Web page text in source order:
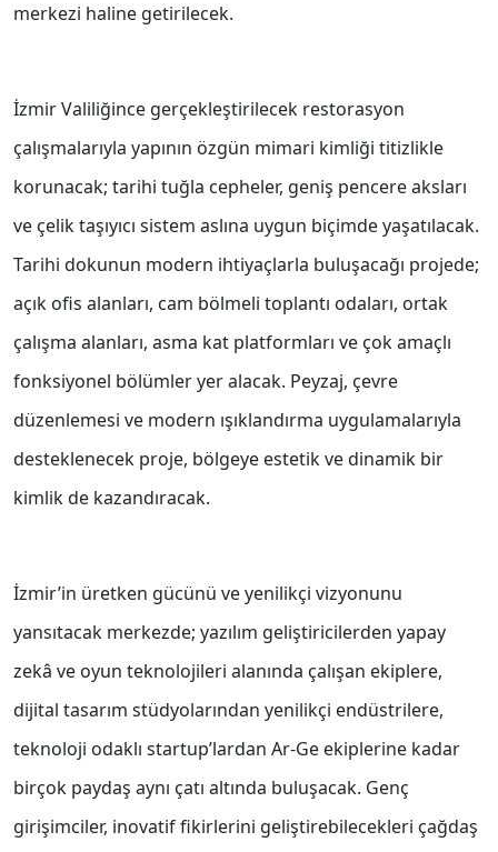
merkezi haline getirilecek.
İzmir Valiliğince gerçekleştirilecek restorasyon
çalışmalarıyla yapının özgün mimari kimliği titizlikle
korunacak; tarihi tuğla cepheler, geniş pencere aksları
ve çelik taşıyıcı sistem aslına uygun biçimde yaşatılacak.
Tarihi dokunun modern ihtiyaçlarla buluşacağı projede;
açık ofis alanları, cam bölmeli toplantı odaları, ortak
çalışma alanları, asma kat platformları ve çok amaçlı
fonksiyonel bölümler yer alacak. Peyzaj, çevre
düzenlemesi ve modern ışıklandırma uygulamalarıyla
desteklenecek proje, bölgeye estetik ve dinamik bir
kimlik de kazandıracak.
İzmir’in üretken gücünü ve yenilikçi vizyonunu
yansıtacak merkezde; yazılım geliştiricilerden yapay
zekâ ve oyun teknolojileri alanında çalışan ekiplere,
dijital tasarım stüdyolarından yenilikçi endüstrilere,
teknoloji odaklı startup’lardan Ar-Ge ekiplerine kadar
birçok paydaş aynı çatı altında buluşacak. Genç
girişimciler, inovatif fikirlerini geliştirebilecekleri çağdaş